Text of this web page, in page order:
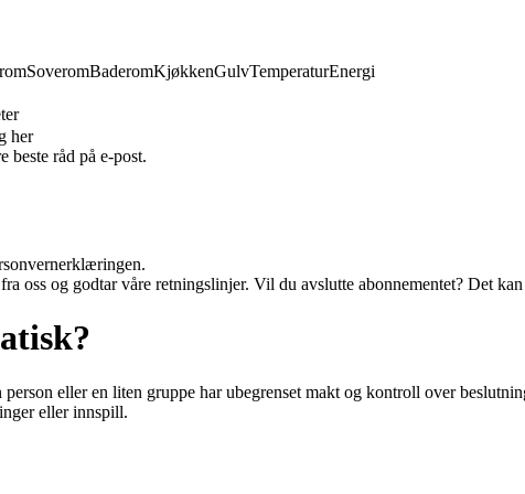
SoveromBaderomKjøkkenGulvTemperaturEnergi
her
beste råd på e-post.
oss og godtar våre retningslinjer. Vil du avslutte abonnementet? Det
eller en liten gruppe har ubegrenset makt og kontroll over
eller innspill.